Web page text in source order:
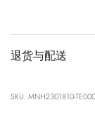
退货与配送
SKU: MNH2301810-